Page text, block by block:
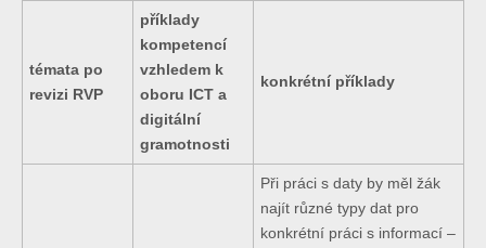
témata po
revizi RVP
příklady
kompetencí
vzhledem k
oboru ICT a
digitální
gramotnosti
konkrétní příklady
Při práci s daty by měl žák
najít různé typy dat pro
konkrétní práci s informací –